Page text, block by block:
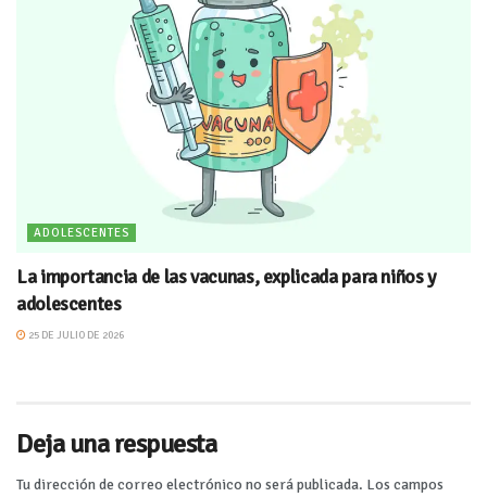
ADOLESCENTES
La importancia de las vacunas, explicada para niños y
adolescentes
25 DE JULIO DE 2026
Deja una respuesta
Tu dirección de correo electrónico no será publicada. Los campos